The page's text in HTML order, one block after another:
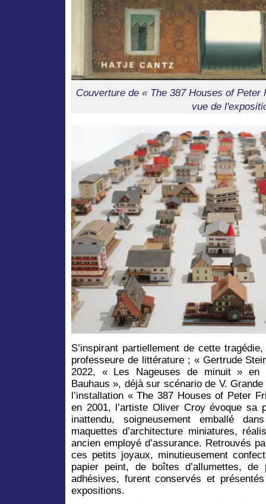
Couverture de « The 387 Houses of
vue de
S’inspirant partiellement de cette
professeure de littérature ; « Gertrude
2022, « Les Nageuses de minuit » en
Bauhaus », déjà sur scénario de V.
l’installation « The 387 Houses of Peter
en 2001, l’artiste Oliver Croy évoque sa
inattendu, soigneusement emballé
maquettes d’architecture miniatures,
ancien employé d’assurance. Retrouvés
ces petits joyaux, minutieusement
papier peint, de boîtes d’allumettes,
adhésives, furent conservés et
expositions.